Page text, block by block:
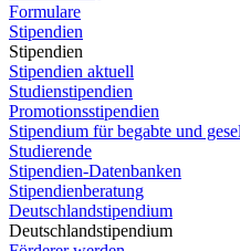
Formulare
Stipendien
Stipendien
Stipendien aktuell
Studienstipendien
Promotionsstipendien
Stipendium für begabte und
Studierende
Stipendien-Datenbanken
Stipendienberatung
Deutschlandstipendium
Deutschlandstipendium